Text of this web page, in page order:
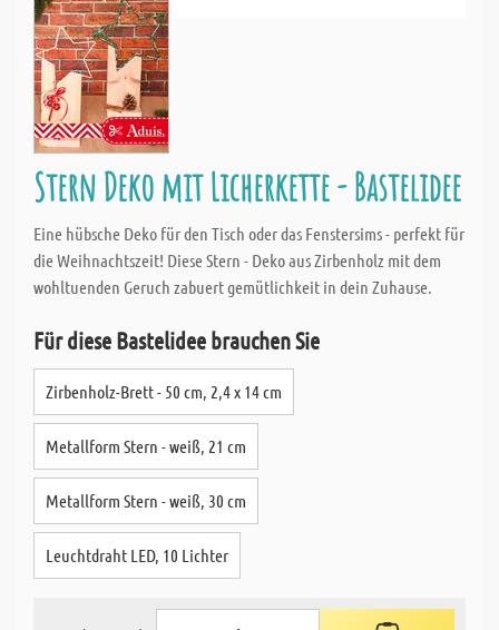
Stern Deko mit Licherkette - Bastelidee
Eine hübsche Deko für den Tisch oder das Fenstersims - perfekt für
die Weihnachtszeit! Diese Stern - Deko aus Zirbenholz mit dem
wohltuenden Geruch zabuert gemütlichkeit in dein Zuhause.
Für diese Bastelidee brauchen Sie
Zirbenholz-Brett - 50 cm, 2,4 x 14 cm
Metallform Stern - weiß, 21 cm
Metallform Stern - weiß, 30 cm
Leuchtdraht LED, 10 Lichter